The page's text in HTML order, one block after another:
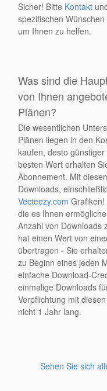
Sicher! Bitte Kontakt
spezifischen
um Ihnen zu helfen.
Was sind die
von Ihnen
Plänen?
Die wesentlichen
Plänen liegen in den
kaufen, desto
besten Wert erhalten
Abonnement. Mit
Downloads,
Vecteezy.com
die es Ihnen
Anzahl von Downloads
hat einen Wert von
übertragen - Sie
zu Beginn eines jeden
einfache Download-
einmalige Downloads
Verpflichtung mit
nicht 1 Jahr lang.
Sehen Sie sich